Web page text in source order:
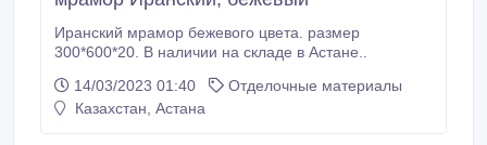
Иранский мрамор бежевого цвета. размер
300*600*20. В наличии на складе в Астане..
14/03/2023 01:40
Отделочные материалы
Казахстан, Астана